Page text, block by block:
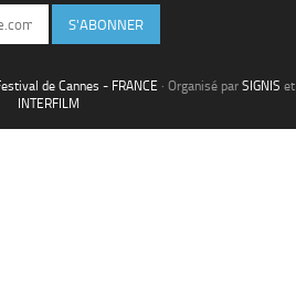
S'ABONNER
de Cannes - FRANCE · Organisé par SIGNIS et
INTERFILM